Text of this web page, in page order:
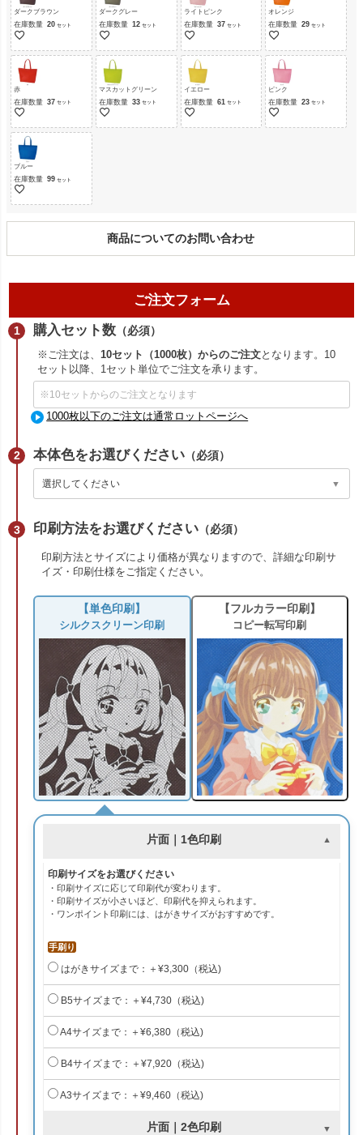
ダークブラウン
在庫数量 20
ダークグレー
在庫数量 12
ライトピンク
在庫数量 37
オレンジ
在庫数量 29
赤
在庫数量 37
マスカットグリーン
在庫数量 33
イエロー
在庫数量 61
ピンク
在庫数量 23
ブルー
在庫数量 99
商品についてのお問い合わせ
ご注文フォーム
購入セット数 （必須）
※ご注文は、 10セット（1000枚）からのご注文となります。10
セット以降、1セット単位でご注文を承ります。
1000枚以下のご注文は通常ロットページへ
本体色をお選びください （必須）
印刷方法をお選びください （必須）
印刷方法とサイズにより価格が異なりますので、詳細な印刷サ
イズ・印刷仕様をご指定ください。
【単色印刷】
シルクスクリーン印刷
【フルカラー印刷】
コピー転写印刷
片面｜1色印刷
印刷サイズをお選びください
・印刷サイズに応じて印刷代が変わります。
・印刷サイズが小さいほど、印刷代を抑えられます。
・ワンポイント印刷には、はがきサイズがおすすめです。
手刷り
はがきサイズまで：＋¥3,300（税込)
B5サイズまで：＋¥4,730（税込)
A4サイズまで：＋¥6,380（税込)
B4サイズまで：＋¥7,920（税込)
A3サイズまで：＋¥9,460（税込)
片面｜2色印刷